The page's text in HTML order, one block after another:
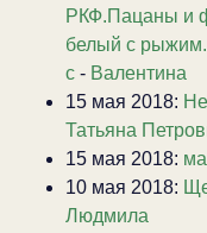
РКФ.Пацаны и
белый с
с - Валентина
15 мая 2018:
Татьяна
15 мая 2018:
10 мая 2018:
Людмила